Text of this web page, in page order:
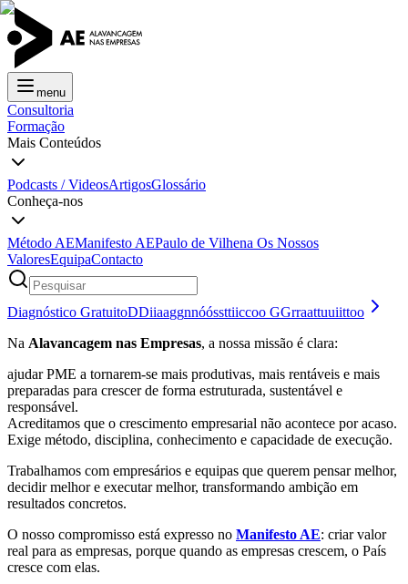
menu
Consultoria
Formação
Mais Conteúdos
Podcasts / VideosArtigosGlossário
Conheça-nos
Método AEManifesto AEPaulo de Vilhena Os Nossos
ValoresEquipaContacto
Diagnóstico GratuitoDDiiaaggnnóóssttiiccoo GGrraattuuiittoo
Na Alavancagem nas Empresas, a nossa missão é clara:
ajudar PME a tornarem-se mais produtivas, mais rentáveis e mais
preparadas para crescer de forma estruturada, sustentável e
responsável.
Acreditamos que o crescimento empresarial não acontece por acaso.
Exige método, disciplina, conhecimento e capacidade de execução.
Trabalhamos com empresários e equipas que querem pensar melhor,
decidir melhor e executar melhor, transformando ambição em
resultados concretos.
O nosso compromisso está expresso no Manifesto AE: criar valor
real para as empresas, porque quando as empresas crescem, o País
cresce com elas.